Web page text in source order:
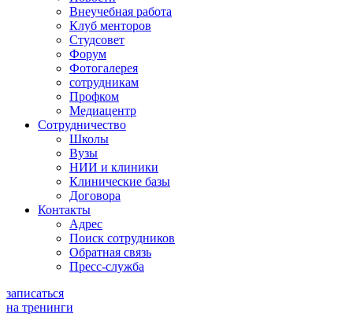
Внеучебная работа
Клуб менторов
Студсовет
Форум
Фотогалерея
сотрудникам
Профком
Медиацентр
Сотрудничество
Школы
Вузы
НИИ и клиники
Клинические базы
Договора
Контакты
Адрес
Поиск сотрудников
Обратная связь
Пресс-служба
записаться
на тренинги